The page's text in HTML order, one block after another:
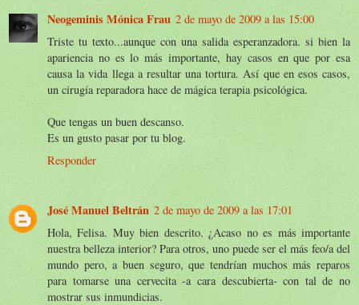
Neogeminis Mónica Frau 2 de mayo de 2009 a las 15:00
Triste tu texto...aunque con una salida esperanzadora. si bien la
apariencia no es lo más importante, hay casos en que por esa
causa la vida llega a resultar una tortura. Así que en esos casos,
un cirugía reparadora hace de mágica terapia psicológica.
Que tengas un buen descanso.
Es un gusto pasar por tu blog.
Responder
José Manuel Beltrán 2 de mayo de 2009 a las 17:01
Hola, Felisa. Muy bien descrito. ¿Acaso no es más importante
nuestra belleza interior? Para otros, uno puede ser el más feo/a del
mundo pero, a buen seguro, que tendrían muchos más reparos
para tomarse una cervecita -a cara descubierta- con tal de no
mostrar sus inmundicias.